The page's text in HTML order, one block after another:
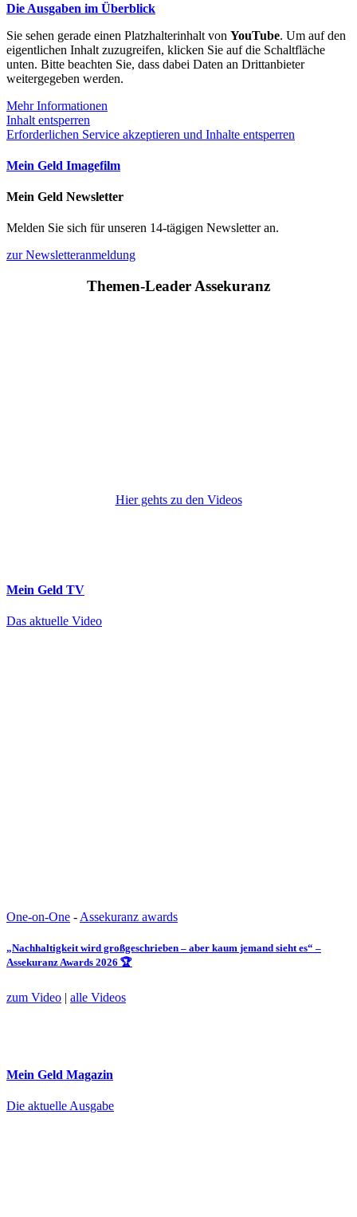
Die Ausgaben im Überblick
Sie sehen gerade einen Platzhalterinhalt von YouTube. Um auf den
eigentlichen Inhalt zuzugreifen, klicken Sie auf die Schaltfläche
unten. Bitte beachten Sie, dass dabei Daten an Drittanbieter
weitergegeben werden.
Mehr Informationen
Inhalt entsperren
Erforderlichen Service akzeptieren und Inhalte entsperren
Mein Geld Imagefilm
Mein Geld Newsletter
Melden Sie sich für unseren 14-tägigen Newsletter an.
zur Newsletteranmeldung
Themen-Leader Assekuranz
Hier gehts zu den Videos
Mein Geld TV
Das aktuelle Video
One-on-One - Assekuranz awards
„Nachhaltigkeit wird großgeschrieben – aber kaum jemand sieht es“ –
Assekuranz Awards 2026 🏆
zum Video | alle Videos
Mein Geld Magazin
Die aktuelle Ausgabe